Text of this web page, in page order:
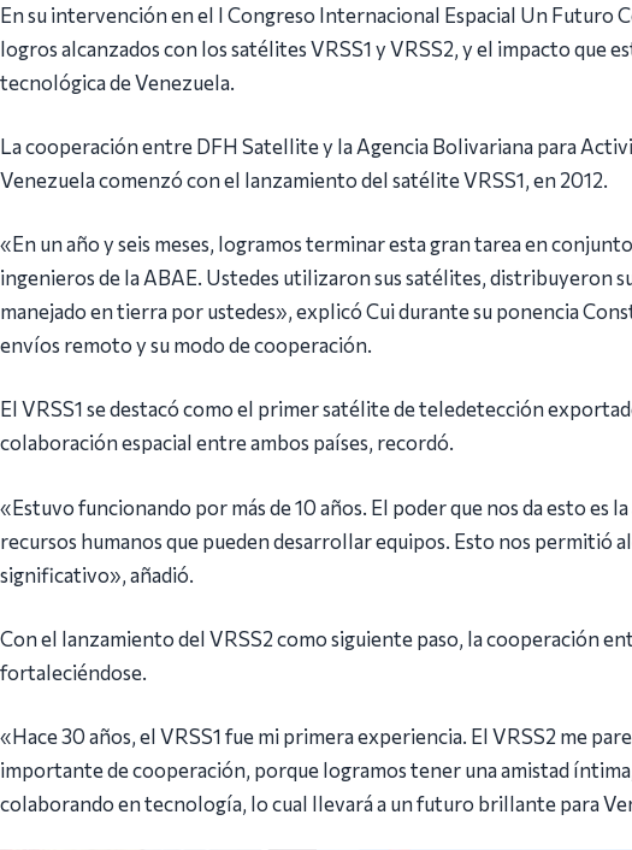
En su intervención en el I Congreso Internacional Espacial Un Futuro
logros alcanzados con los satélites VRSS1 y VRSS2, y el impacto que
tecnológica de Venezuela.
La cooperación entre DFH Satellite y la Agencia Bolivariana para
Venezuela comenzó con el lanzamiento del satélite VRSS1, en 2012.
«En un año y seis meses, logramos terminar esta gran tarea en
ingenieros de la ABAE. Ustedes utilizaron sus satélites, distribuyeron
manejado en tierra por ustedes», explicó Cui durante su ponencia
envíos remoto y su modo de cooperación.
El VRSS1 se destacó como el primer satélite de teledetección
colaboración espacial entre ambos países, recordó.
«Estuvo funcionando por más de 10 años. El poder que nos da esto es
recursos humanos que pueden desarrollar equipos. Esto nos permitió
significativo», añadió.
Con el lanzamiento del VRSS2 como siguiente paso, la cooperación
fortaleciéndose.
«Hace 30 años, el VRSS1 fue mi primera experiencia. El VRSS2 me
importante de cooperación, porque logramos tener una amistad
colaborando en tecnología, lo cual llevará a un futuro brillante para